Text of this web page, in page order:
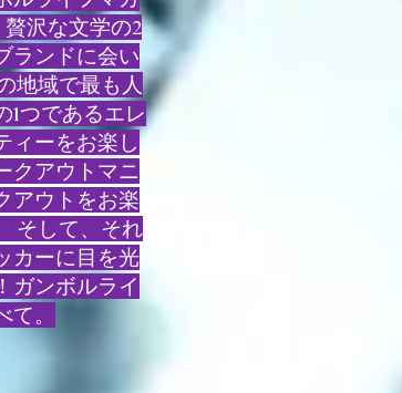
沢な文学の2
ランドに会い
地域で最も人
1つであるエレ
ィーをお楽し
クアウトマニ
アウトをお楽
そして、それ
カーに目を光
ガンボルライ
。